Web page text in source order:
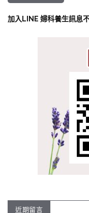
加入LINE 婦科養生訊息
近期留言